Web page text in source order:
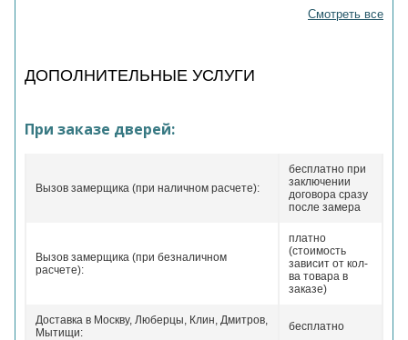
Смотреть все
ДОПОЛНИТЕЛЬНЫЕ УСЛУГИ
При заказе дверей:
Вызов замерщика (при наличном расчете):
бесплатно при
заключении
договора сразу
после замера
Вызов замерщика (при безналичном
расчете):
платно
(стоимость
зависит от кол-
ва товара в
заказе)
Доставка в Москву, Люберцы, Клин, Дмитров,
Мытищи:
бесплатно